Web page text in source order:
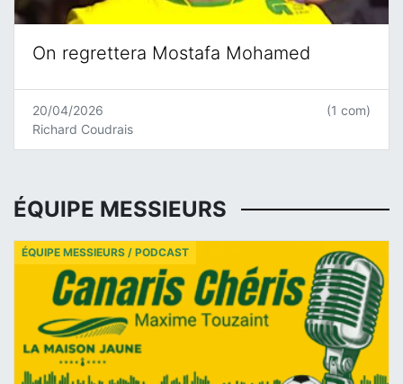
On regrettera Mostafa Mohamed
20/04/2026
Richard Coudrais
(1 com)
ÉQUIPE MESSIEURS
ÉQUIPE MESSIEURS / PODCAST